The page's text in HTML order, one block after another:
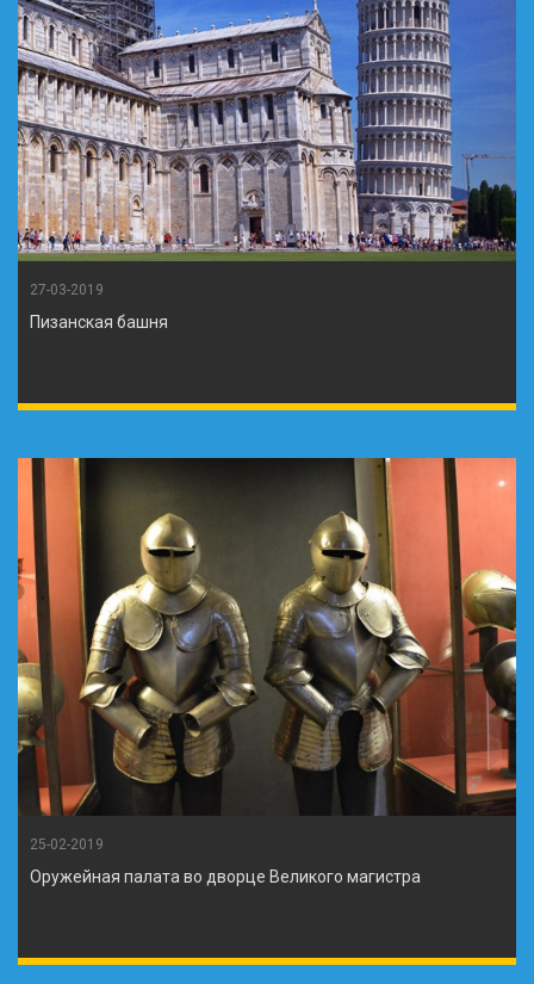
27-03-2019
Пизанская башня
25-02-2019
Оружейная палата во дворце Великого магистра